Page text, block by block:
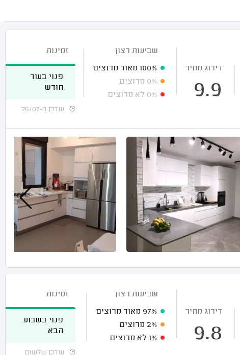
דירוג מחיר
9.9
שביעות רצון
100% מאוד מרוצים
0% מרוצים
0% לא מרוצים
זמינות
פנוי בעוד
חודש
עודכן ב-26/07
דירוג מחיר
9.8
שביעות רצון
97% מאוד מרוצים
2% מרוצים
1% לא מרוצים
זמינות
פנוי בשבוע
הבא
עודכן שלשום